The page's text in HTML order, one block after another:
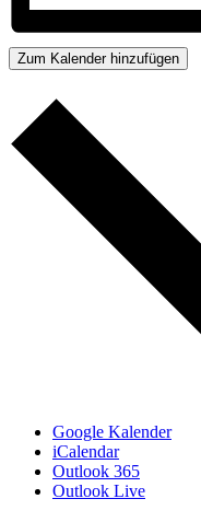
Zum Kalender hinzufügen
Google Kalender
iCalendar
Outlook 365
Outlook Live